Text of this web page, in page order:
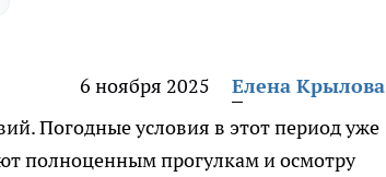
6 ноября 2025
Елена Крылова
Погодные условия в этот период уже
полноценным прогулкам и осмотру